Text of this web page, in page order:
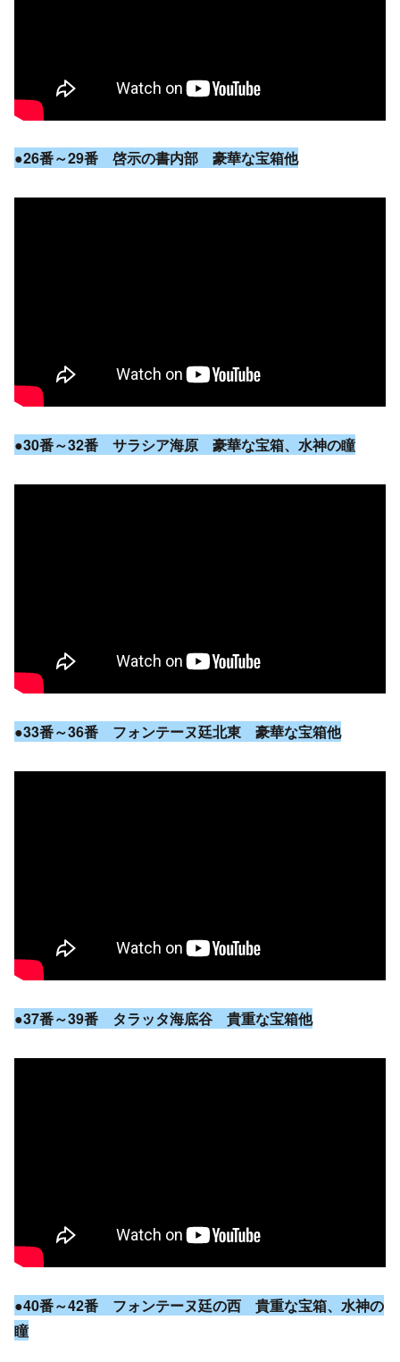
●26番～29番 啓示の書内部 豪華な宝箱他
●30番～32番 サラシア海原 豪華な宝箱、水神の瞳
●33番～36番 フォンテーヌ廷北東 豪華な宝箱他
●37番～39番 タラッタ海底谷 貴重な宝箱他
●40番～42番 フォンテーヌ廷の西 貴重な宝箱、水神の
瞳